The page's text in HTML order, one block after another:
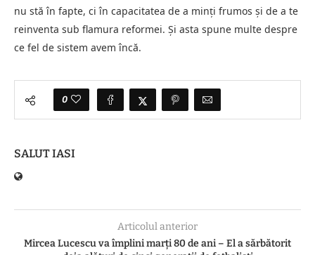
nu stă în fapte, ci în capacitatea de a minți frumos și de a te
reinventa sub flamura reformei. Și asta spune multe despre
ce fel de sistem avem încă.
0
SALUT IASI
Articolul anterior
Mircea Lucescu va împlini marţi 80 de ani – El a sărbătorit